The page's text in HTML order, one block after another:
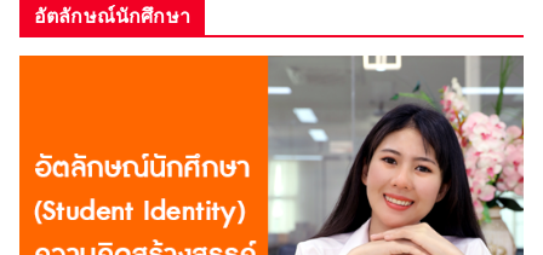
อัตลักษณ์นักศึกษา